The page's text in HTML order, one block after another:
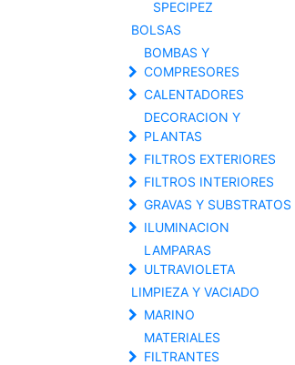
SPECIPEZ
BOLSAS
BOMBAS Y
COMPRESORES
CALENTADORES
DECORACION Y
PLANTAS
FILTROS EXTERIORES
FILTROS INTERIORES
GRAVAS Y SUBSTRATOS
ILUMINACION
LAMPARAS
ULTRAVIOLETA
LIMPIEZA Y VACIADO
MARINO
MATERIALES
FILTRANTES